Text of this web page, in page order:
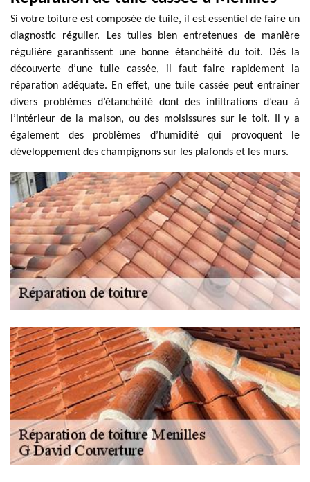
Si votre toiture est composée de tuile, il est essentiel de faire un
diagnostic régulier. Les tuiles bien entretenues de manière
régulière garantissent une bonne étanchéité du toit. Dès la
découverte d’une tuile cassée, il faut faire rapidement la
réparation adéquate. En effet, une tuile cassée peut entraîner
divers problèmes d’étanchéité dont des infiltrations d’eau à
l’intérieur de la maison, ou des moisissures sur le toit. Il y a
également des problèmes d’humidité qui provoquent le
développement des champignons sur les plafonds et les murs.